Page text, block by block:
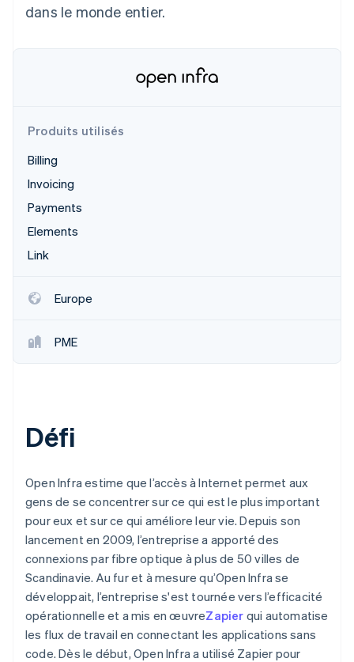
Découvrez les prochaines évolutions
Prévention de la fraude
Constitution de start-up
Élimination du carbone
Vérification de l'identité
Commerce en ligne
dans le monde entier.
Produits utilisés
Billing
Invoicing
Payments
Elements
Link
Europe
PME
Défi
Open Infra estime que l’accès à Internet permet aux
gens de se concentrer sur ce qui est le plus important
pour eux et sur ce qui améliore leur vie. Depuis son
lancement en 2009, l’entreprise a apporté des
connexions par fibre optique à plus de 50 villes de
Scandinavie. Au fur et à mesure qu’Open Infra se
développait, l’entreprise s'est tournée vers l’efficacité
opérationnelle et a mis en œuvreZapier qui automatise
les flux de travail en connectant les applications sans
code. Dès le début, Open Infra a utilisé Zapier pour